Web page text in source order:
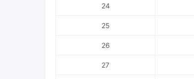
24
25
26
27